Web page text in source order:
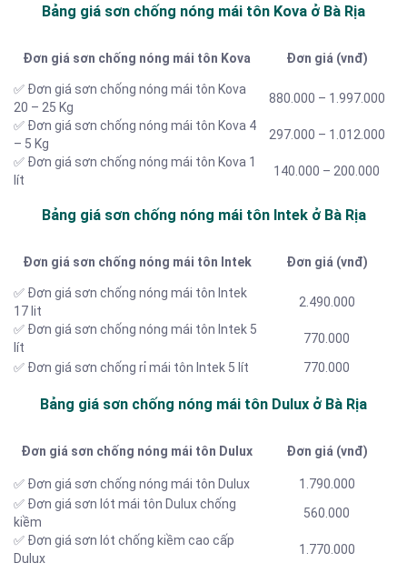
Bảng giá sơn chống nóng mái tôn Kova ở Bà Rịa
Đơn giá sơn chống nóng mái tôn Kova Đơn giá (vnđ)
✅ Đơn giá sơn chống nóng mái tôn Kova
20 – 25 Kg
880.000 – 1.997.000
✅ Đơn giá sơn chống nóng mái tôn Kova 4
– 5 Kg
297.000 – 1.012.000
✅ Đơn giá sơn chống nóng mái tôn Kova 1
lít
140.000 – 200.000
Bảng giá sơn chống nóng mái tôn Intek ở Bà Rịa
Đơn giá sơn chống nóng mái tôn Intek Đơn giá (vnđ)
✅ Đơn giá sơn chống nóng mái tôn Intek
17 lit
2.490.000
✅ Đơn giá sơn chống nóng mái tôn Intek 5
lít
770.000
✅ Đơn giá sơn chống rỉ mái tôn Intek 5 lít
770.000
Bảng giá sơn chống nóng mái tôn Dulux ở Bà Rịa
Đơn giá sơn chống nóng mái tôn Dulux Đơn giá (vnđ)
✅ Đơn giá sơn chống nóng mái tôn Dulux
1.790.000
✅ Đơn giá sơn lót mái tôn Dulux chống
kiềm
560.000
✅ Đơn giá sơn lót chống kiềm cao cấp
Dulux
1.770.000